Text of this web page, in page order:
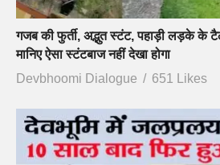
गजब की फुर्ती, अद्भुत स्टंट, पहाड़ी लड़के के
मानिए ऐसा स्टंटबाज नहीं देखा होगा
Devbhoomi Dialogue
651 Likes